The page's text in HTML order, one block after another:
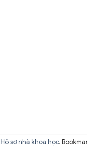
Hồ sơ nhà khoa học.